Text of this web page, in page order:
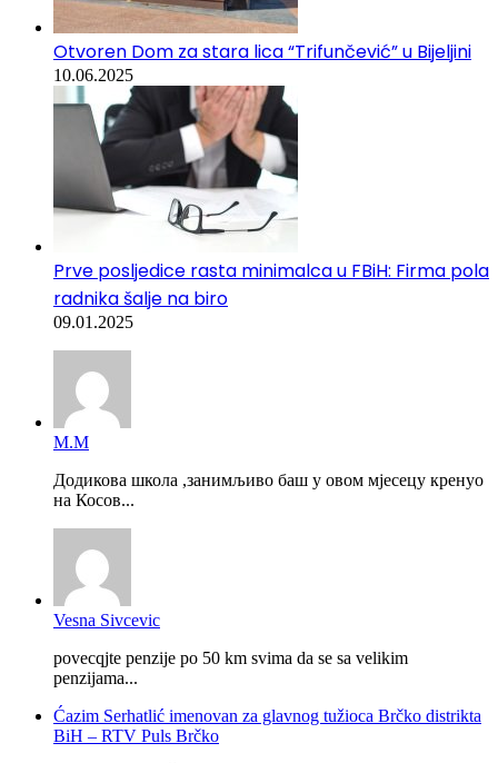
Otvoren Dom za stara lica “Trifunčević” u Bijeljini
10.06.2025
Prve posljedice rasta minimalca u FBiH: Firma pola
radnika šalje na biro
09.01.2025
М.М
Додикова школа ,занимљиво баш у овом мјесецу кренуо
на Косов...
Vesna Sivcevic
povecqjte penzije po 50 km svima da se sa velikim
penzijama...
Ćazim Serhatlić imenovan za glavnog tužioca Brčko distrikta
BiH – RTV Puls Brčko